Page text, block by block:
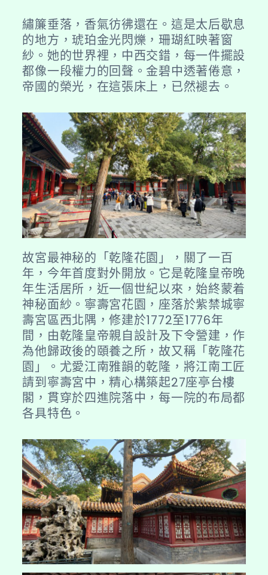
繡簾垂落，香氣彷彿還在。這是太后歇息
的地方，琥珀金光閃爍，珊瑚紅映著窗
紗。她的世界裡，中西交錯，每一件擺設
都像一段權力的回聲。金碧中透著倦意，
帝國的榮光，在這張床上，已然褪去。
故宮最神秘的「乾隆花園」，關了一百
年，今年首度對外開放。它是乾隆皇帝晚
年生活居所，近一個世紀以來，始終蒙着
神秘面紗。寧壽宮花園，座落於紫禁城寧
壽宮區西北隅，修建於1772至1776年
間，由乾隆皇帝親自設計及下令營建，作
為他歸政後的頤養之所，故又稱「乾隆花
園」。尤愛江南雅韻的乾隆，將江南工匠
請到寧壽宮中，精心構築起27座亭台樓
閣，貫穿於四進院落中，每一院的布局都
各具特色。